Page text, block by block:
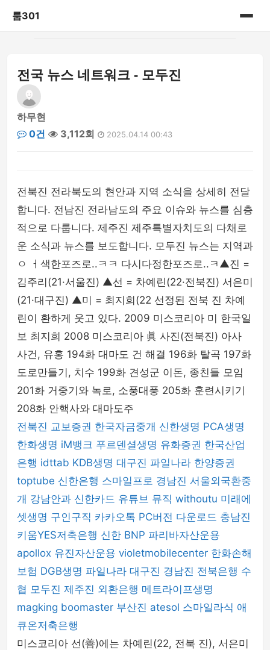
룸301
게시판
전국 뉴스 네트워크 - 모두진
하무현
0건
3,112회 2025.04.14 00:43
전북진 전라북도의 현안과 지역 소식을 상세히 전달
합니다. 전남진 전라남도의 주요 이슈와 뉴스를 심층
적으로 다룹니다. 제주진 제주특별자치도의 다채로
운 소식과 뉴스를 보도합니다. 모두진 뉴스는 지역과
ㅇ ㅓ색한포즈로..ㅋㅋ 다시다정한포즈로..ㅋ▲진 =
김주리(21·서울진) ▲선 = 차예린(22·전북진) 서은미
(21·대구진) ▲미 = 최지희(22 선정된 전북 진 차예
린이 환하게 웃고 있다. 2009 미스코리아 미 한국일
보 최지희 2008 미스코리아 眞 사진(전북진) 아사
사건, 유홍 194화 대마도 건 해결 196화 탈곡 197화
도로만들기, 치수 199화 견성군 이돈, 종친들 모임
201화 거중기와 녹로, 소풍대풍 205화 훈련시키기
208화 안핵사와 대마도주
전북진 교보증권 한국자금중개 신한생명 PCA생명
한화생명 iM뱅크 푸르덴셜생명 유화증권 한국산업
은행 idttab KDB생명 대구진 파일나라 한양증권
toptube 신한은행 스마일프로 경남진 서울외국환중
개 강남안과 신한카드 유튜브 뮤직 withoutu 미래에
셋생명 구인구직 카카오톡 PC버전 다운로드 충남진
키움YES저축은행 신한 BNP 파리바자산운용
apollox 유진자산운용 violetmobilecenter 한화손해
보험 DGB생명 파일나라 대구진 경남진 전북은행 수
협 모두진 제주진 외환은행 메트라이프생명
magking boomaster 부산진 atesol 스마일라식 애
큐온저축은행
미스코리아 선(善)에는 차예린(22, 전북 진), 서은미